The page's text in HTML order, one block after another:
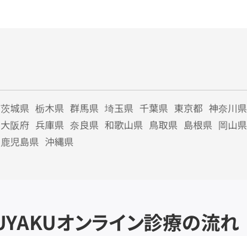
茨城県 栃木県 群馬県 埼玉県 千葉県 東京都 神奈川県
大阪府 兵庫県 奈良県 和歌山県 鳥取県 島根県 岡山県
鹿児島県 沖縄県
オンライン診療の流れ